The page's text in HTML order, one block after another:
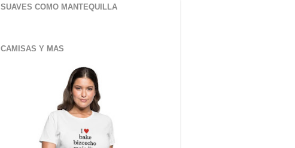
SUAVES COMO MANTEQUILLA
CAMISAS Y MAS